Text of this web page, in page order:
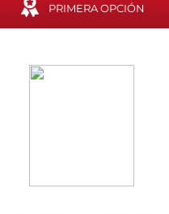
PRIMERA OPCIÓN